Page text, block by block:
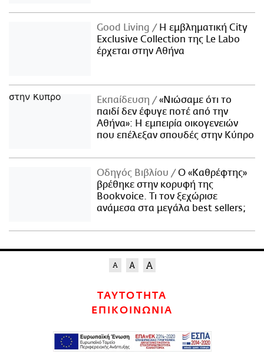
Good Living
Η εμβληματική City
Exclusive Collection της Le Labo
έρχεται στην Αθήνα
Εκπαίδευση
«Νιώσαμε ότι το
παιδί δεν έφυγε ποτέ από την
Αθήνα»: Η εμπειρία οικογενειών
που επέλεξαν σπουδές στην Κύπρο
Οδηγός Βιβλίου
Ο «Καθρέφτης»
βρέθηκε στην κορυφή της
Bookvoice. Τι τον ξεχώρισε
ανάμεσα στα μεγάλα best sellers;
ΤΑΥΤΟΤΗΤΑ
ΕΠΙΚΟΙΝΩΝΙΑ